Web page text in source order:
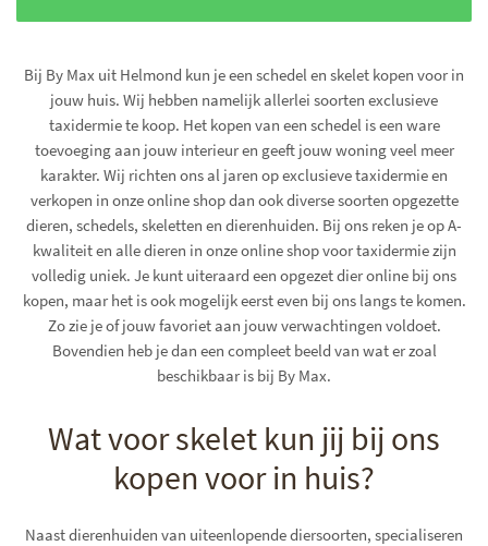
Bij By Max uit Helmond kun je een schedel en skelet kopen voor in
jouw huis. Wij hebben namelijk allerlei soorten exclusieve
taxidermie te koop. Het kopen van een schedel is een ware
toevoeging aan jouw interieur en geeft jouw woning veel meer
karakter. Wij richten ons al jaren op exclusieve taxidermie en
verkopen in onze online shop dan ook diverse soorten opgezette
dieren, schedels, skeletten en dierenhuiden. Bij ons reken je op A-
kwaliteit en alle dieren in onze online shop voor taxidermie zijn
volledig uniek. Je kunt uiteraard een opgezet dier online bij ons
kopen, maar het is ook mogelijk eerst even bij ons langs te komen.
Zo zie je of jouw favoriet aan jouw verwachtingen voldoet.
Bovendien heb je dan een compleet beeld van wat er zoal
beschikbaar is bij By Max.
Wat voor skelet kun jij bij ons
kopen voor in huis?
Naast dierenhuiden van uiteenlopende diersoorten, specialiseren